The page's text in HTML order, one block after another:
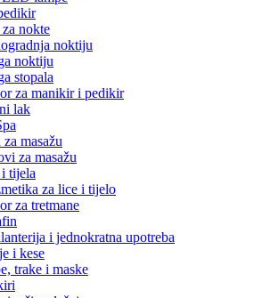
nokte
noktiju
noktiju
stopala
za manikir i pedikir
lak
masažu
za masažu
tijela
za lice i tijelo
za tretmane
i jednokratna upotreba
i kese
trake i maske